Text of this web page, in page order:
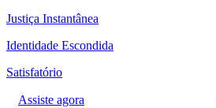
Justiça Instantânea
Identidade Escondida
Satisfatório
Assiste agora